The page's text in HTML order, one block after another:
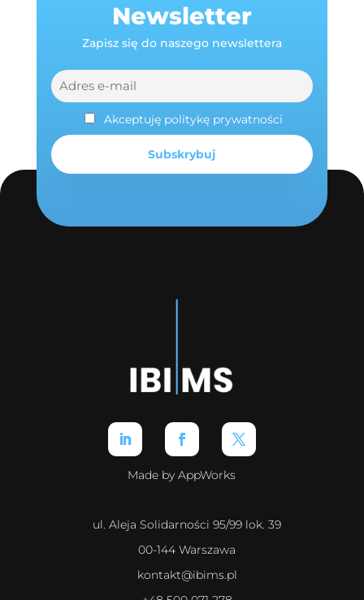
Newsletter
Zapisz się do naszego newslettera
Akceptuję politykę prywatności
Made by AppWorks
ul. Aleja Solidarności 95/99 lok. 39
00-144 Warszawa
kontakt@ibims.pl